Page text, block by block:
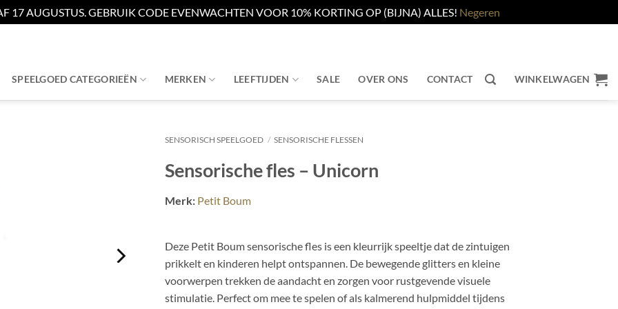
17 AUGUSTUS. GEBRUIK CODE EVENWACHTEN VOOR 10% KORTING OP (BIJNA) ALLES! Negeren
SPEELGOED CATEGORIEËN MERKEN LEEFTIJDEN SALE OVER ONS CONTACT WINKELWAGEN
SENSORISCH SPEELGOED / SENSORISCHE FLESSEN
Sensorische fles – Unicorn
Merk: Petit Boum
Deze Petit Boum sensorische fles is een kleurrijk speeltje dat de zintuigen
prikkelt en kinderen helpt ontspannen. De bewegende glitters en kleine
voorwerpen trekken de aandacht en zorgen voor rustgevende visuele
stimulatie. Perfect om mee te spelen of als kalmerend hulpmiddel tijdens